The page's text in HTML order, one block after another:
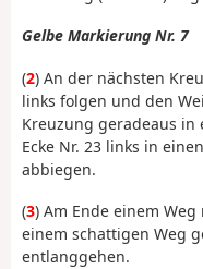
Gelbe Markierung Nr. 7
(2) An der nächsten
links folgen und den
Kreuzung geradeaus in
Ecke Nr. 23 links in
abbiegen.
(3) Am Ende einem
einem schattigen Weg
entlanggehen.